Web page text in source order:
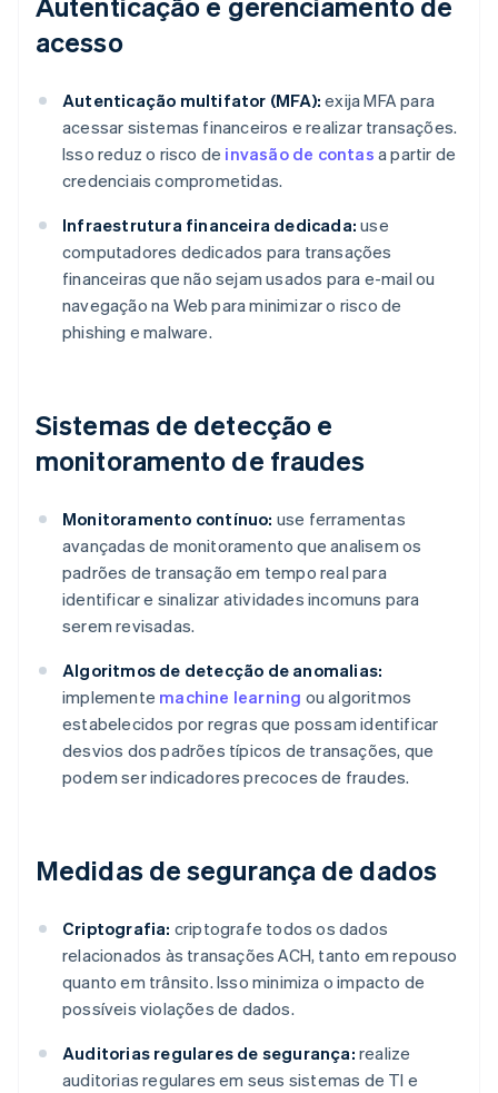
acesso
Autenticação multifator (MFA): exija MFA para
acessar sistemas financeiros e realizar transações.
Isso reduz o risco de invasão de contas a partir de
credenciais comprometidas.
Infraestrutura financeira dedicada: use
computadores dedicados para transações
financeiras que não sejam usados para e-mail ou
navegação na Web para minimizar o risco de
phishing e malware.
Sistemas de detecção e
monitoramento de fraudes
Monitoramento contínuo: use ferramentas
avançadas de monitoramento que analisem os
padrões de transação em tempo real para
identificar e sinalizar atividades incomuns para
serem revisadas.
Algoritmos de detecção de anomalias:
implemente machine learning ou algoritmos
estabelecidos por regras que possam identificar
desvios dos padrões típicos de transações, que
podem ser indicadores precoces de fraudes.
Medidas de segurança de dados
Criptografia: criptografe todos os dados
relacionados às transações ACH, tanto em repouso
quanto em trânsito. Isso minimiza o impacto de
possíveis violações de dados.
Auditorias regulares de segurança: realize
auditorias regulares em seus sistemas de TI e